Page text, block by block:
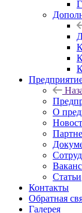
О
Статьи
Контакты
Обратная
Галерея